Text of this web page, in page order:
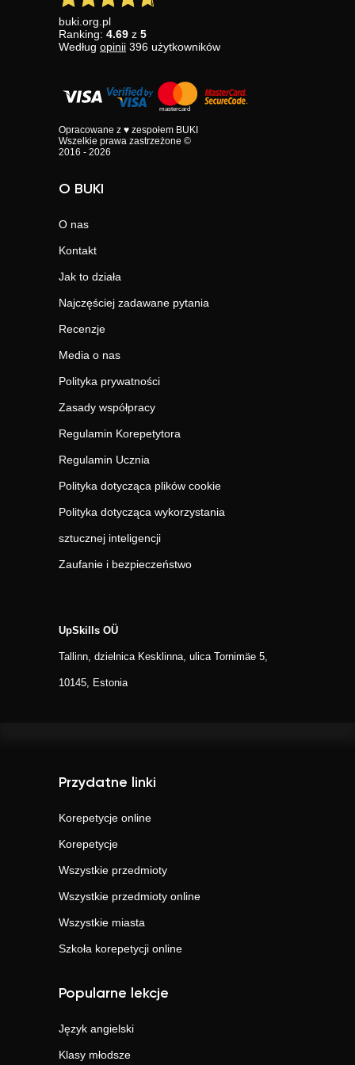
buki.org.pl
Ranking: 4.69 z 5
Według opinii 396 użytkowników
Opracowane z ♥ zespołem BUKI
Wszelkie prawa zastrzeżone ©
2016 - 2026
O BUKI
O nas
Kontakt
Jak to działa
Najczęściej zadawane pytania
Recenzje
Media o nas
Polityka prywatności
Zasady współpracy
Regulamin Korepetytora
Regulamin Ucznia
Polityka dotycząca plików cookie
Polityka dotycząca wykorzystania
sztucznej inteligencji
Zaufanie i bezpieczeństwo
UpSkills OÜ
Tallinn, dzielnica Kesklinna, ulica Tornimäe 5,
10145, Estonia
Przydatne linki
Korepetycje online
Korepetycje
Wszystkie przedmioty
Wszystkie przedmioty online
Wszystkie miasta
Szkoła korepetycji online
Popularne lekcje
Język angielski
Klasy młodsze